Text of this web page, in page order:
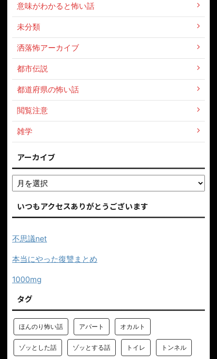
意味がわかると怖い話
未分類
洒落怖アーカイブ
都市伝説
都道府県の怖い話
閲覧注意
雑学
アーカイブ
いつもアクセスありがとうございます
不思議net
本当にやった復讐まとめ
1000mg
タグ
ほんのり怖い話 アパート オカルト
ゾッとした話 ゾッとする話 トイレ トンネル